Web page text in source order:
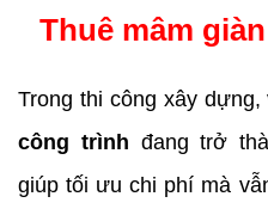
Thuê mâm
Trong thi công xây dựng,
công trình đang trở
giúp tối ưu chi phí mà